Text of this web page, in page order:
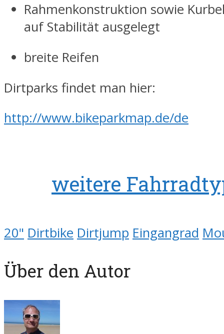
Rahmenkonstruktion sowie
auf Stabilität ausgelegt
breite Reifen
Dirtparks findet man hier:
http://www.bikeparkmap.de/de
weitere
20" Dirtbike Dirtjump Eingangrad
Über den Autor